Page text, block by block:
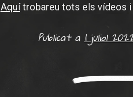
Aquítrobareu tots els vídeos i
Publicat a1 juliol